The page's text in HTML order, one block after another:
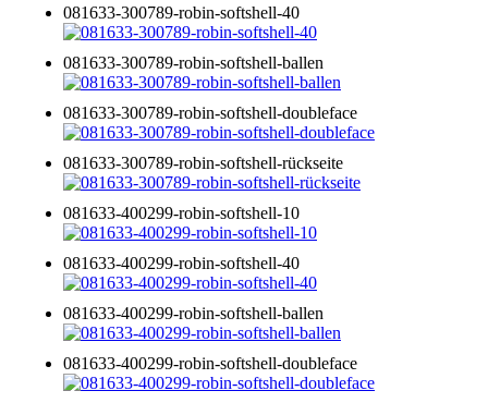
081633-300789-robin-softshell-40
081633-300789-robin-softshell-ballen
081633-300789-robin-softshell-doubleface
081633-300789-robin-softshell-rückseite
081633-400299-robin-softshell-10
081633-400299-robin-softshell-40
081633-400299-robin-softshell-ballen
081633-400299-robin-softshell-doubleface